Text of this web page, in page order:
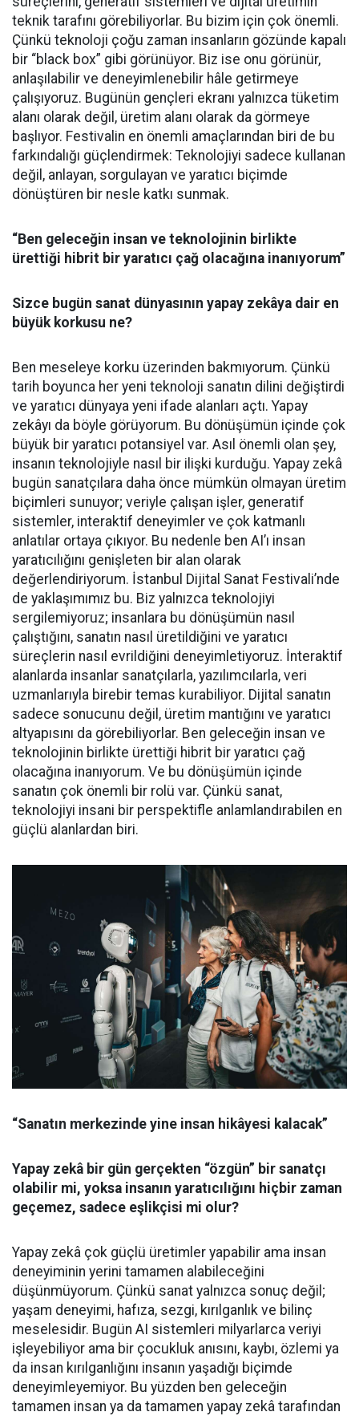
teknik tarafını görebiliyorlar. Bu bizim için çok önemli.
Çünkü teknoloji çoğu zaman insanların gözünde kapalı
bir “black box” gibi görünüyor. Biz ise onu görünür,
anlaşılabilir ve deneyimlenebilir hâle getirmeye
çalışıyoruz. Bugünün gençleri ekranı yalnızca tüketim
alanı olarak değil, üretim alanı olarak da görmeye
başlıyor. Festivalin en önemli amaçlarından biri de bu
farkındalığı güçlendirmek: Teknolojiyi sadece kullanan
değil, anlayan, sorgulayan ve yaratıcı biçimde
dönüştüren bir nesle katkı sunmak.
“Ben geleceğin insan ve teknolojinin birlikte
ürettiği hibrit bir yaratıcı çağ olacağına inanıyorum”
Sizce bugün sanat dünyasının yapay zekâya dair en
büyük korkusu ne?
Ben meseleye korku üzerinden bakmıyorum. Çünkü
tarih boyunca her yeni teknoloji sanatın dilini değiştirdi
ve yaratıcı dünyaya yeni ifade alanları açtı. Yapay
zekâyı da böyle görüyorum. Bu dönüşümün içinde çok
büyük bir yaratıcı potansiyel var. Asıl önemli olan şey,
insanın teknolojiyle nasıl bir ilişki kurduğu. Yapay zekâ
bugün sanatçılara daha önce mümkün olmayan üretim
biçimleri sunuyor; veriyle çalışan işler, generatif
sistemler, interaktif deneyimler ve çok katmanlı
anlatılar ortaya çıkıyor. Bu nedenle ben AI’ı insan
yaratıcılığını genişleten bir alan olarak
değerlendiriyorum. İstanbul Dijital Sanat Festivali’nde
de yaklaşımımız bu. Biz yalnızca teknolojiyi
sergilemiyoruz; insanlara bu dönüşümün nasıl
çalıştığını, sanatın nasıl üretildiğini ve yaratıcı
süreçlerin nasıl evrildiğini deneyimletiyoruz. İnteraktif
alanlarda insanlar sanatçılarla, yazılımcılarla, veri
uzmanlarıyla birebir temas kurabiliyor. Dijital sanatın
sadece sonucunu değil, üretim mantığını ve yaratıcı
altyapısını da görebiliyorlar. Ben geleceğin insan ve
teknolojinin birlikte ürettiği hibrit bir yaratıcı çağ
olacağına inanıyorum. Ve bu dönüşümün içinde
sanatın çok önemli bir rolü var. Çünkü sanat,
teknolojiyi insani bir perspektifle anlamlandırabilen en
güçlü alanlardan biri.
“Sanatın merkezinde yine insan hikâyesi kalacak”
Yapay zekâ bir gün gerçekten “özgün” bir sanatçı
olabilir mi, yoksa insanın yaratıcılığını hiçbir zaman
geçemez, sadece eşlikçisi mi olur?
Yapay zekâ çok güçlü üretimler yapabilir ama insan
deneyiminin yerini tamamen alabileceğini
düşünmüyorum. Çünkü sanat yalnızca sonuç değil;
yaşam deneyimi, hafıza, sezgi, kırılganlık ve bilinç
meselesidir. Bugün AI sistemleri milyarlarca veriyi
işleyebiliyor ama bir çocukluk anısını, kaybı, özlemi ya
da insan kırılganlığını insanın yaşadığı biçimde
deneyimleyemiyor. Bu yüzden ben geleceğin
tamamen insan ya da tamamen yapay zekâ tarafından